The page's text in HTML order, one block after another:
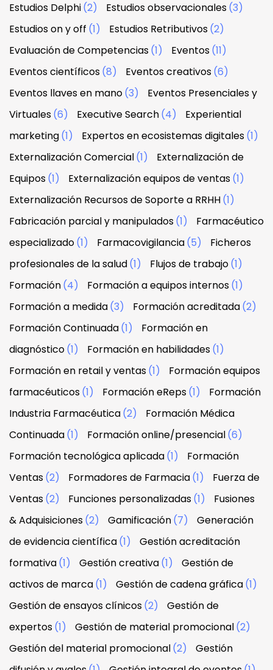
Estudios Delphi(2) Estudios observacionales(3)
Estudios on y off (1) Estudios Retributivos(2)
Evaluación de Competencias(1) Eventos(11)
Eventos científicos(8) Eventos creativos(6)
Eventos llaves en mano(3)
Eventos Presenciales y
Virtuales(6) Executive Search(4)
Experiential
marketing(1) Expertos en ecosistemas digitales(1)
Externalización Comercial(1)
Externalización de
Equipos(1) Externalización equipos de ventas(1)
Externalización Recursos de Soporte a RRHH(1)
Fabricación parcial y manipulados(1)
Farmacéutico
especializado(1) Farmacovigilancia(5)
Ficheros
profesionales de la salud(1) Flujos de trabajo(1)
Formación(4) Formación a equipos internos(1)
Formación a medida(3) Formación acreditada(2)
Formación Continuada(1)
Formación en
diagnóstico(1) Formación en habilidades(1)
Formación en retail y ventas(1)
Formación equipos
farmacéuticos(1) Formación eReps(1)
Formación
Industria Farmacéutica(2)
Formación Médica
Continuada(1) Formación online/presencial(6)
Formación tecnológica aplicada(1)
Formación
Ventas(2) Formadores de Farmacia(1)
Fuerza de
Ventas(2) Funciones personalizadas(1)
Fusiones
& Adquisiciones(2) Gamificación(7)
Generación
de evidencia científica(1)
Gestión acreditación
formativa(1) Gestión creativa(1)
Gestión de
activos de marca(1) Gestión de cadena gráfica(1)
Gestión de ensayos clínicos(2)
Gestión de
expertos(1) Gestión de material promocional(2)
Gestión del material promocional(2)
Gestión